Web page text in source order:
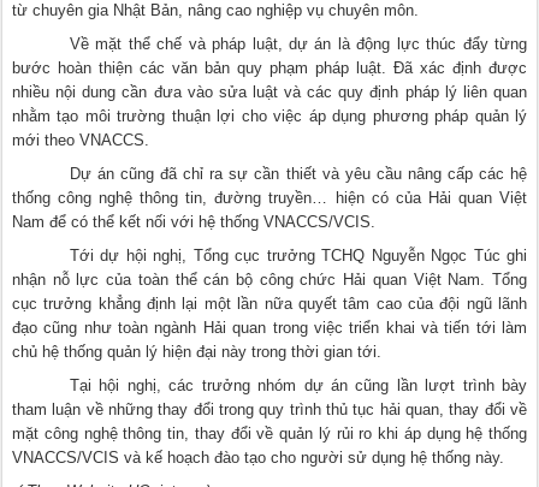
từ chuyên gia Nhật Bản, nâng cao nghiệp vụ chuyên môn.
Về mặt thể chế và pháp luật, dự án là động lực thúc đẩy từng
bước hoàn thiện các văn bản quy phạm pháp luật. Đã xác định được
nhiều nội dung cần đưa vào sửa luật và các quy định pháp lý liên quan
nhằm tạo môi trường thuận lợi cho việc áp dụng phương pháp quản lý
mới theo VNACCS.
Dự án cũng đã chỉ ra sự cần thiết và yêu cầu nâng cấp các hệ
thống công nghệ thông tin, đường truyền… hiện có của Hải quan Việt
Nam để có thể kết nối với hệ thống VNACCS/VCIS.
Tới dự hội nghị, Tổng cục trưởng TCHQ Nguyễn Ngọc Túc ghi
nhận nỗ lực của toàn thể cán bộ công chức Hải quan Việt Nam. Tổng
cục trưởng khẳng định lại một lần nữa quyết tâm cao của đội ngũ lãnh
đạo cũng như toàn ngành Hải quan trong việc triển khai và tiến tới làm
chủ hệ thống quản lý hiện đại này trong thời gian tới.
Tại hội nghị, các trưởng nhóm dự án cũng lần lượt trình bày
tham luận về những thay đổi trong quy trình thủ tục hải quan, thay đổi về
mặt công nghệ thông tin, thay đổi về quản lý rủi ro khi áp dụng hệ thống
VNACCS/VCIS và kế hoạch đào tạo cho người sử dụng hệ thống này.